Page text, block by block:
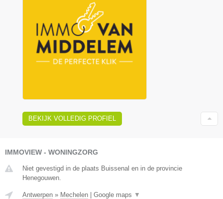
BEKIJK VOLLEDIG PROFIEL
IMMOVIEW - WONINGZORG
Niet gevestigd in de plaats Buissenal en in de provincie
Henegouwen.
Antwerpen » Mechelen Google maps ▼